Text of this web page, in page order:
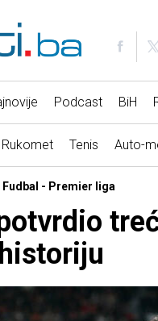
Podcast BiH
Rukomet Tenis Auto-
Fudbal - Premier liga